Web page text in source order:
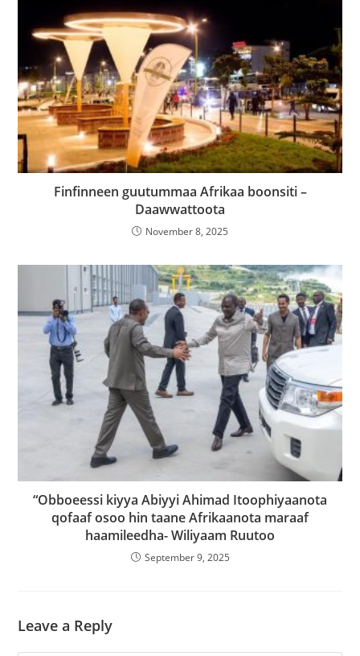
Finfinneen guutummaa Afrikaa boonsiti –
Daawwattoota
November 8, 2025
“Obboeessi kiyya Abiyyi Ahimad Itoophiyaanota
qofaaf osoo hin taane Afrikaanota maraaf
haamileedha- Wiliyaam Ruutoo
September 9, 2025
Leave a Reply